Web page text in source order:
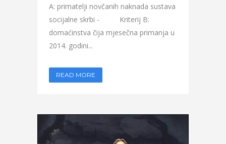
A: primatelji novčanih naknada sustava
socijalne skrbi - Kriterij B:
domaćinstva čija mjesečna primanja u
2014. godini...
READ MORE